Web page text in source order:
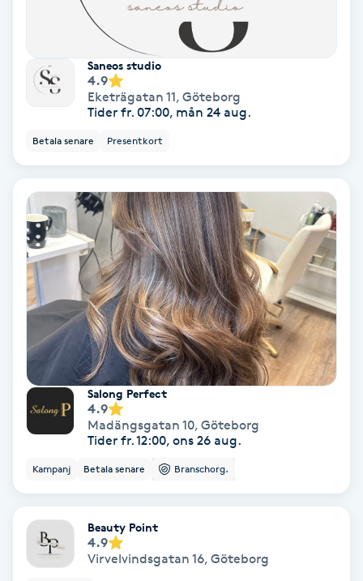
LED-ljusterapi
LPG-behandling
LPG-massage
Luggklippning
Lymfmassage
Läpptatuering
Makeup
Massage
Saneos studio
4.9
Eketrägatan 11, Göteborg
Tider fr. 07:00, mån 24 aug.
Betala senare Presentkort
Salong Perfect
4.9
Madängsgatan 10, Göteborg
Tider fr. 12:00, ons 26 aug.
Kampanj Betala senare Branschorg.
Beauty Point
4.9
Virvelvindsgatan 16, Göteborg